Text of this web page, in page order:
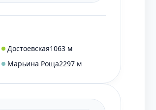
Достоевская1063 м
Марьина Роща2297 м